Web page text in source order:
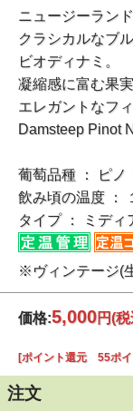
ニュージーラン
クラシカルなブ
ビオディナミ。
凝縮感に富む果
エレガントなフ
Damsteep Pinot
葡萄品種 ： ピノ
飲み頃の温度
タイプ ： ミディ
※ヴィンテージ(
価格:5,000円(
[ポイント還元 55ポ
注文